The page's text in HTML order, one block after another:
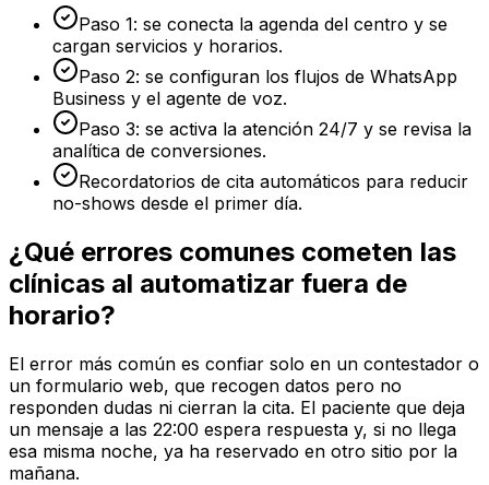
Paso 1: se conecta la agenda del centro y se
cargan servicios y horarios.
Paso 2: se configuran los flujos de WhatsApp
Business y el agente de voz.
Paso 3: se activa la atención 24/7 y se revisa la
analítica de conversiones.
Recordatorios de cita automáticos para reducir
no-shows desde el primer día.
¿Qué errores comunes cometen las
clínicas al automatizar fuera de
horario?
El error más común es confiar solo en un contestador o
un formulario web, que recogen datos pero no
responden dudas ni cierran la cita. El paciente que deja
un mensaje a las 22:00 espera respuesta y, si no llega
esa misma noche, ya ha reservado en otro sitio por la
mañana.